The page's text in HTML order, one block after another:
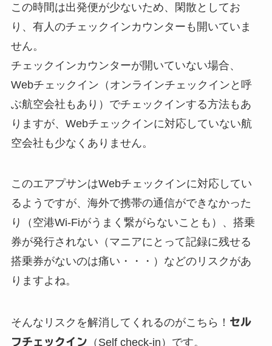
この時間は出発便が少ないため、閑散としてお
り、有人のチェックインカウンターも開いていま
せん。
チェックインカウンターが開いていない場合、
Webチェックイン（オンラインチェックインと呼
ぶ航空会社もあり）でチェックインする方法もあ
りますが、Webチェックインに対応していない航
空会社も少なくありません。
このエアプサンはWebチェックインに対応してい
るようですが、海外で携帯の通信ができなかった
り（空港Wi-Fiがうまく繋がらないことも）、搭乗
券が発行されない（マニアにとって記録に残せる
搭乗券がないのは痛い・・・）などのリスクがあ
りますよね。
そんなリスクを解消してくれるのがこちら！ セル
フチェックイン
（Self check-in）です。